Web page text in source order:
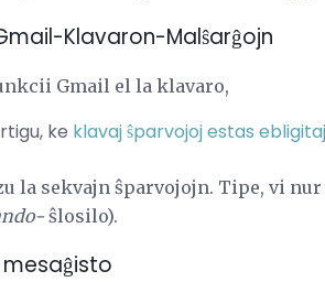
Klavaron-Malŝarĝojn
Gmail el la klavaro,
ke klavaj ŝparvojoj estas ebligitaj
la sekvajn ŝparvojojn. Tipe, vi
ŝlosilo).
mesaĝisto